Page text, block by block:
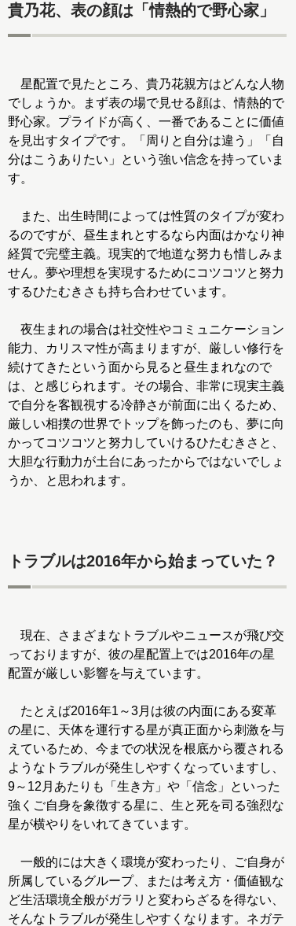
貴乃花、表の顔は「情熱的で野心家」
星配置で見たところ、貴乃花親方はどんな人物
でしょうか。まず表の場で見せる顔は、情熱的で
野心家。プライドが高く、一番であることに価値
を見出すタイプです。「周りと自分は違う」「自
分はこうありたい」という強い信念を持っていま
す。
また、出生時間によっては性質のタイプが変わ
るのですが、昼生まれとするなら内面はかなり神
経質で完璧主義。現実的で地道な努力も惜しみま
せん。夢や理想を実現するためにコツコツと努力
するひたむきさも持ち合わせています。
夜生まれの場合は社交性やコミュニケーション
能力、カリスマ性が高まりますが、厳しい修行を
続けてきたという面から見ると昼生まれなので
は、と感じられます。その場合、非常に現実主義
で自分を客観視する冷静さが前面に出くるため、
厳しい相撲の世界でトップを飾ったのも、夢に向
かってコツコツと努力していけるひたむきさと、
大胆な行動力が土台にあったからではないでしょ
うか、と思われます。
トラブルは2016年から始まっていた？
現在、さまざまなトラブルやニュースが飛び交
っておりますが、彼の星配置上では2016年の星
配置が厳しい影響を与えています。
たとえば2016年1～3月は彼の内面にある変革
の星に、天体を運行する星が真正面から刺激を与
えているため、今までの状況を根底から覆される
ようなトラブルが発生しやすくなっていますし、
9～12月あたりも「生き方」や「信念」といった
強くご自身を象徴する星に、生と死を司る強烈な
星が横やりをいれてきています。
一般的には大きく環境が変わったり、ご自身が
所属しているグループ、または考え方・価値観な
ど生活環境全般がガラリと変わらざるを得ない、
そんなトラブルが発生しやすくなります。ネガテ